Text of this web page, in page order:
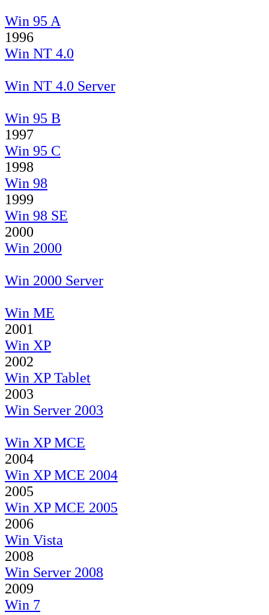
Win 95 A
1996
Win NT 4.0
Win NT 4.0 Server
Win 95 B
1997
Win 95 C
1998
Win 98
1999
Win 98 SE
2000
Win 2000
Win 2000 Server
Win ME
2001
Win XP
2002
Win XP Tablet
2003
Win Server 2003
Win XP MCE
2004
Win XP MCE 2004
2005
Win XP MCE 2005
2006
Win Vista
2008
Win Server 2008
2009
Win 7